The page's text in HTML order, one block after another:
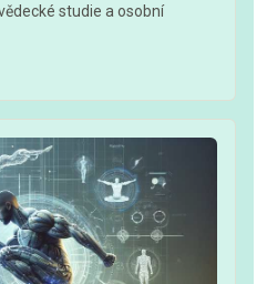
studie a osobní